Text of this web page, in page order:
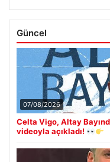
Güncel
07/08/2026
Celta Vigo, Altay
videoyla açıkladı!